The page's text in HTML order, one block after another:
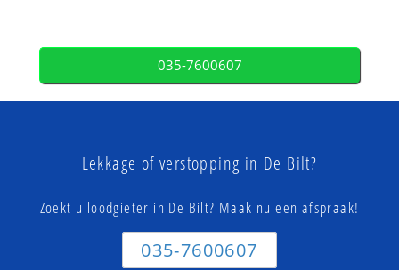
035-7600607
Lekkage of verstopping in De Bilt?
Zoekt u loodgieter in De Bilt? Maak nu een afspraak!
035-7600607